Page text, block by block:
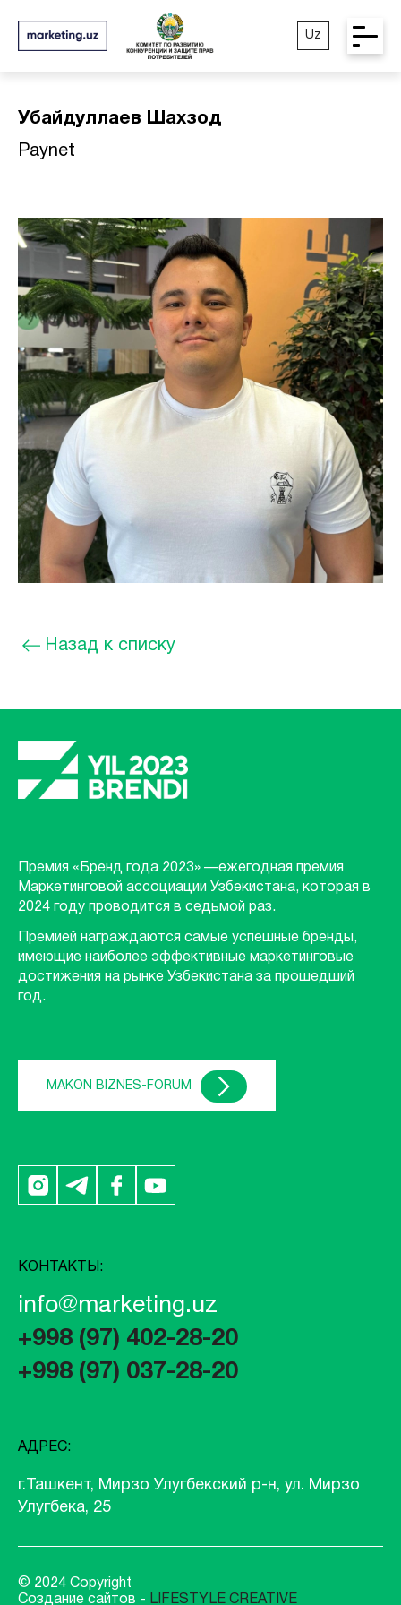
Uz
Убайдуллаев Шахзод
Paynet
Назад к списку
Премия «Бренд года 2023» —ежегодная премия
Маркетинговой ассоциации Узбекистана, которая в
2024 году проводится в седьмой раз.
Премией награждаются самые успешные бренды,
имеющие наиболее эффективные маркетинговые
достижения на рынке Узбекистана за прошедший
год.
MAKON BIZNES-FORUM
КОНТАКТЫ:
info@marketing.uz
+998 (97) 402-28-20
+998 (97) 037-28-20
АДРЕС:
г.Ташкент, Мирзо Улугбекский р-н, ул. Мирзо
Улугбека, 25
© 2024 Copyright
Создание сайтов - LIFESTYLE CREATIVE